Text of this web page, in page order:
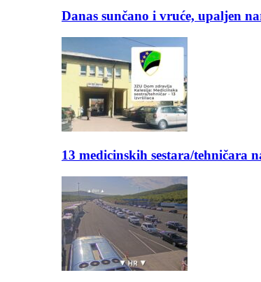
Danas sunčano i vruće, upaljen
13 medicinskih sestara/tehničara